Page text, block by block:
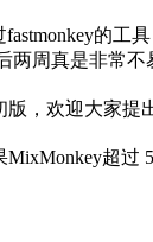
fastmonkey的工
两周真是非常不
，欢迎大家提
MixMonkey超过